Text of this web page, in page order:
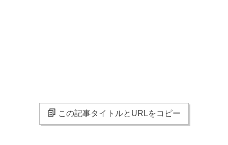
この記事タイトルとURLをコピー